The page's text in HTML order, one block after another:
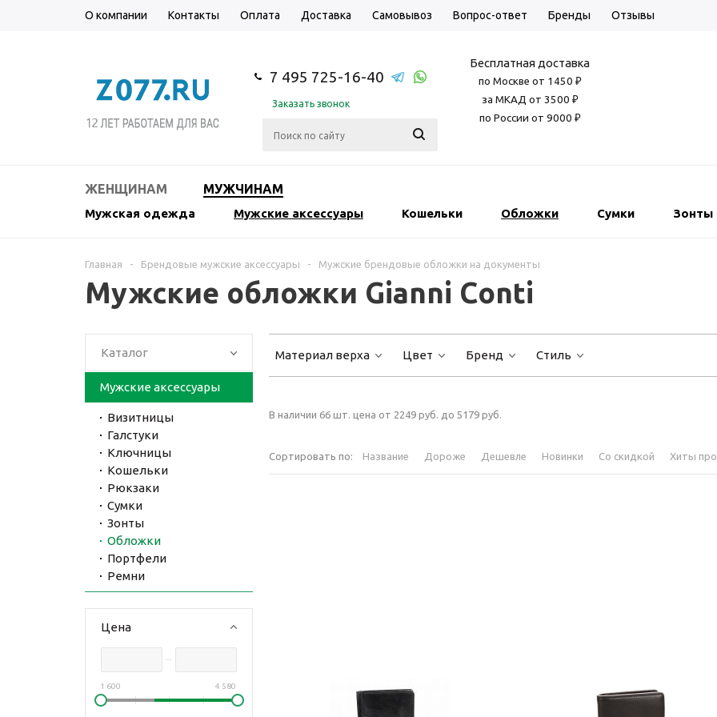
О компании Контакты Оплата Доставка Самовывоз Вопрос-ответ Бренды Отзывы
7 495 725-16-40
Заказать звонок
Бесплатная доставка
по Москве от 1450 ₽
за МКАД от 3500 ₽
по России от 9000 ₽
ЖЕНЩИНАМ МУЖЧИНАМ
Мужская одежда Мужские аксессуары Кошельки Обложки Сумки Зонты
Главная - Брендовые мужские аксессуары - Мужские брендовые обложки на документы
Мужские обложки Gianni Conti
Каталог
Мужские аксессуары
Визитницы
Галстуки
Ключницы
Кошельки
Рюкзаки
Сумки
Зонты
Обложки
Портфели
Ремни
Цена
1 600 4 580
Материал верха Цвет Бренд Стиль
В наличии 66 шт. цена от 2249 руб. до 5179 руб.
Сортировать по: Название Дороже Дешевле Новинки Со скидкой Хиты